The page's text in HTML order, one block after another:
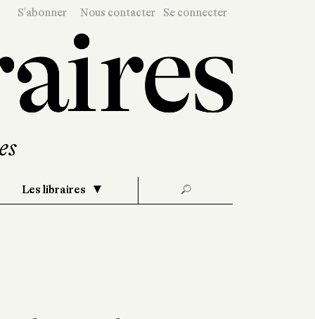
S'abonner Nous contacter Se connecter
Les libraires 🔎